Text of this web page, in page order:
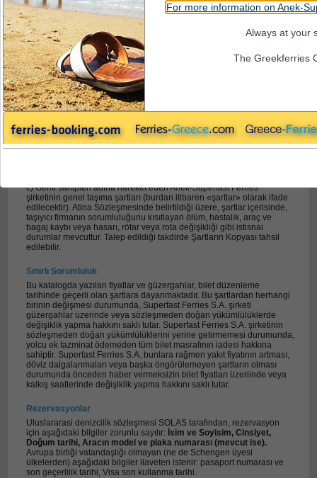
Superfast Ferries - Seyhata Şartları
Superfast Ferries ile yolculuk eden yolcular
için genel Şartlar ve Bilgiler
Genel şartlar (Adriyatik denizi)
Yolcular, bagajları ve araçlarının taşınması şu sözleşme ve şartlarına
göre gerçekleştirilir:
a) Deniz yoluyla yolcu ve bagajlarını taşımaya ilişkin 1974 tarihli Atina
c) Gemi sahipleri adına hareket eden Anek-Superfast Ferries
şirketinin genel taşıma şartları (burdan itibaren «şartlar» olarak ifade
edilecektir). Atina Sözleşmesinde belirtildiği üzere, şartlar içerisinde,
taşıyıcı firmanın sorumluluğunu kısıtlayan ölüm, hastalık, araç ve
bagaj kaybı veya hasarı, rötar veya rota değişikliği gibi istisnai
durumlar mevcuttur. Talep edildiği takdirde Şartların Kopyası tahsil
edilebilir.
Sınırlı Sorumluluk
Bu katalogda yazılan fiyatlar ve güzergahlar, bilet düzenleme
tarihinde geçerli olan şartlara dayanmaktadır. Bu şartlardan herhangi
birinin değişmesi durumunda, Superfast Ferries S.A. şirketi
güzergahlar üzerinde veya sözleşmeden doğan yükümlülüklerde
değişiklik yapma hakkını saklı tutar. Superfast Ferries S.A. şirketinin
sözleşmeden doğan yükümlülüklerini yerine getirmemesi durumunda,
yolcu ek tazminat ödemeden tüm bilet masrafının iadesi hakkına
sahiptir. Superfast Ferries S.A. bunlara rağmen yakıt fiyatının artması,
döviz dalgalanmaları veya başka öngörülemeyen şartların olması
durumunda önceden haber vermeksizin bilet fiyatları üzeriinde veya
kalkış saatlerinde değişiklik yapma hakkını saklı tutar.
Rezervasyonlar
Uluslararasi denizcilik sözleşmesi SOLAS tarafından, rezervasyon
için aşağıdaki bilgiler zorunlu sayılır: İsim ve Soyisim, Cinsiyet,
Doğum tarihi, Aracın model ve plaka numarası (mevcut ise).
Avrupa birliği vatandaşlığı olmayan (ne de Schengen üyesi
ülkelerden) aşağıdaki bilgiler ilaveten istenir: pasaport numarası ve
son geçerlilik tarihi, Visa son kullanma tarihi.
For more information on Anek-
Always at your
The Greekferries